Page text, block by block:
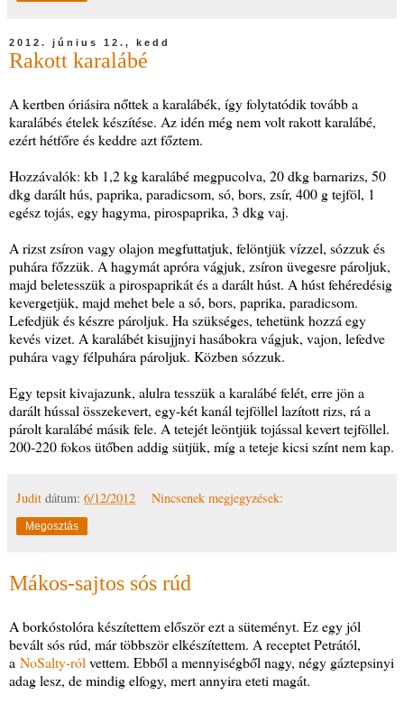
2012. június 12., kedd
Rakott karalábé
A kertben óriásira nőttek a karalábék, így folytatódik tovább a
karalábés ételek készítése. Az idén még nem volt rakott karalábé,
ezért hétfőre és keddre azt főztem.
Hozzávalók: kb 1,2 kg karalábé megpucolva, 20 dkg barnarizs, 50
dkg darált hús, paprika, paradicsom, só, bors, zsír, 400 g tejföl, 1
egész tojás, egy hagyma, pirospaprika, 3 dkg vaj.
A rizst zsíron vagy olajon megfuttatjuk, felöntjük vízzel, sózzuk és
puhára főzzük. A hagymát apróra vágjuk, zsíron üvegesre pároljuk,
majd beletesszük a pirospaprikát és a darált húst. A húst fehéredésig
kevergetjük, majd mehet bele a só, bors, paprika, paradicsom.
Lefedjük és készre pároljuk. Ha szükséges, tehetünk hozzá egy
kevés vizet. A karalábét kisujjnyi hasábokra vágjuk, vajon, lefedve
puhára vagy félpuhára pároljuk. Közben sózzuk.
Egy tepsit kivajazunk, alulra tesszük a karalábé felét, erre jön a
darált hússal összekevert, egy-két kanál tejföllel lazított rizs, rá a
párolt karalábé másik fele. A tetejét leöntjük tojással kevert tejföllel.
200-220 fokos ütőben addig sütjük, míg a teteje kicsi színt nem kap.
Judit dátum: 6/12/2012 Nincsenek megjegyzések:
Megosztás
Mákos-sajtos sós rúd
A borkóstolóra készítettem először ezt a süteményt. Ez egy jól
bevált sós rúd, már többször elkészítettem. A receptet Petrától,
a NoSalty-ról vettem. Ebből a mennyiségből nagy, négy gáztepsinyi
adag lesz, de mindig elfogy, mert annyira eteti magát.